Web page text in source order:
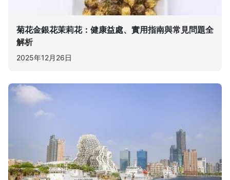
菊花金銀花茉莉花：健康益處、實用指南與常見問題全
解析
2025年12月26日